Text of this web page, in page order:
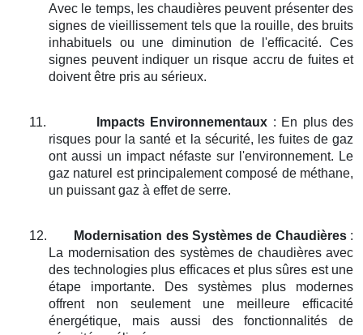
Avec le temps, les chaudières peuvent présenter des
signes de vieillissement tels que la rouille, des bruits
inhabituels ou une diminution de l'efficacité. Ces
signes peuvent indiquer un risque accru de fuites et
doivent être pris au sérieux.
11. Impacts Environnementaux : En plus des
risques pour la santé et la sécurité, les fuites de gaz
ont aussi un impact néfaste sur l'environnement. Le
gaz naturel est principalement composé de méthane,
un puissant gaz à effet de serre.
12. Modernisation des Systèmes de Chaudières:
La modernisation des systèmes de chaudières avec
des technologies plus efficaces et plus sûres est une
étape importante. Des systèmes plus modernes
offrent non seulement une meilleure efficacité
énergétique, mais aussi des fonctionnalités de